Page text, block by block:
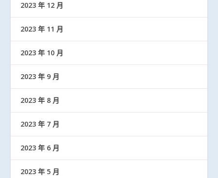
2023 年 12 月
2023 年 11 月
2023 年 10 月
2023 年 9 月
2023 年 8 月
2023 年 7 月
2023 年 6 月
2023 年 5 月